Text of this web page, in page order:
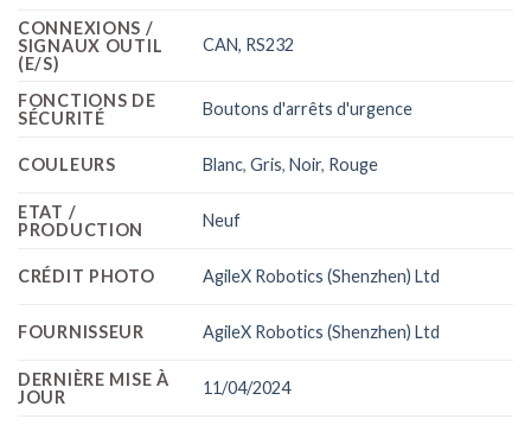
CONNEXIONS /
SIGNAUX OUTIL
(E/S)
CAN, RS232
FONCTIONS DE
SÉCURITÉ
Boutons d'arrêts d'urgence
COULEURS Blanc,Gris,Noir, Rouge
ETAT /
PRODUCTION
Neuf
CRÉDIT PHOTO AgileX Robotics (Shenzhen) Ltd
FOURNISSEUR AgileX Robotics (Shenzhen) Ltd
DERNIÈRE MISE À
JOUR
11/04/2024